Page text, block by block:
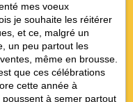
mes voeux
je souhaite les réitérer
et ce, malgré un
un peu partout les
même en brousse.
que ces célébrations
cette année à
à semer partout